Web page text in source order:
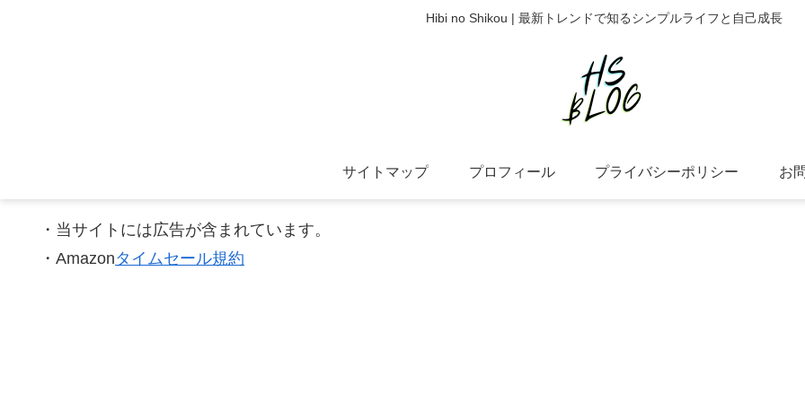
Hibi no Shikou | 最新トレンドで知るシンプルライフと自己成長
サイトマップ プロフィール プライバシーポリシー お
・当サイトには広告が含まれています。
・Amazonタイムセール規約